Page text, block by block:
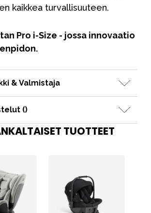
kaikkea turvallisuuteen.
Pro i-Size - jossa innovaatio
& Valmistaja
()
TUOTTEET